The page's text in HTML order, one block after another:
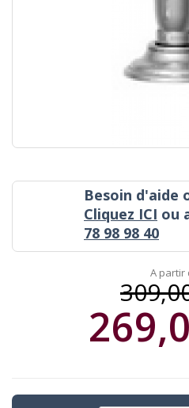
Besoin d'aide
Cliquez ICI ou
78 98 98 40
A partir